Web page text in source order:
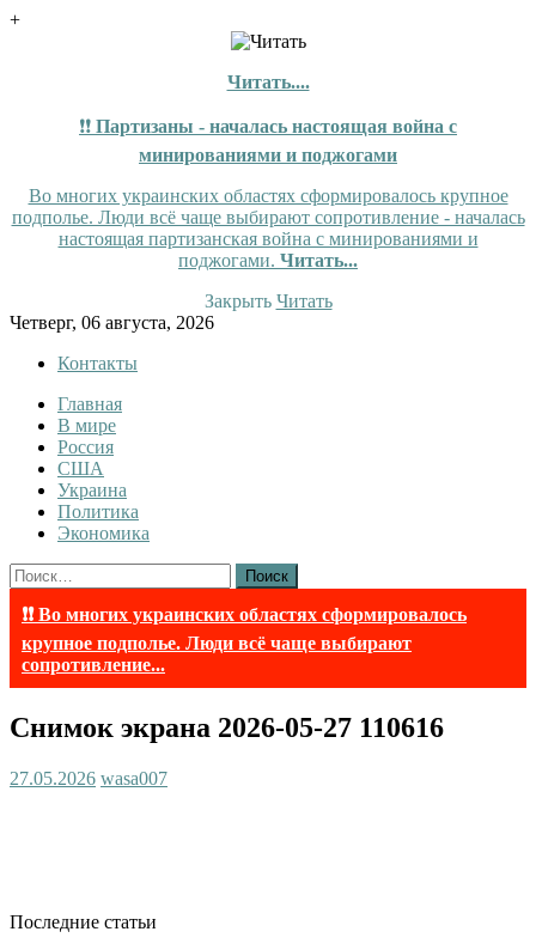
+
Читать....
❗❗ Партизаны - началась настоящая война с
минированиями и поджогами
Во многих украинских областях сформировалось крупное
подполье. Люди всё чаще выбирают сопротивление - началась
настоящая партизанская война с минированиями и
поджогами. Читать...
Закрыть Читать
Skip
content
Четверг, 06 августа, 2026
Контакты
InfoRuss
InfoRuss — Новости
Главная
В мире
Россия
США
Украина
Политика
Экономика
Найти:
❗❗ Во многих украинских областях сформировалось
крупное подполье. Люди всё чаще выбирают
сопротивление...
Снимок экрана 2026-05-27 110616
27.05.2026 wasa007
Последние статьи